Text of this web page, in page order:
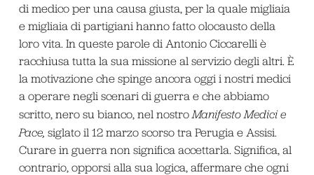
di medico per una causa giusta, per la quale migliaia
e migliaia di partigiani hanno fatto olocausto della
loro vita. In queste parole di Antonio Ciccarelli è
racchiusa tutta la sua missione al servizio degli altri. È
la motivazione che spinge ancora oggi i nostri medici
a operare negli scenari di guerra e che abbiamo
scritto, nero su bianco, nel nostro Manifesto Medici e
Pace, siglato il 12 marzo scorso tra Perugia e Assisi.
Curare in guerra non significa accettarla. Significa, al
contrario, opporsi alla sua logica, affermare che ogni